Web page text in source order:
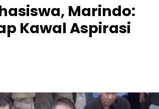
Marindo:
Kawal Aspirasi